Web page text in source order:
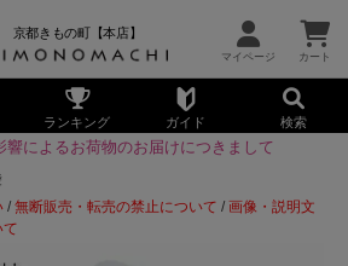
京都きもの町【本店】
ランキング ガイド 検索
響によるお荷物のお届けにつきまして
/無断販売・転売の禁止について /画像・説明文